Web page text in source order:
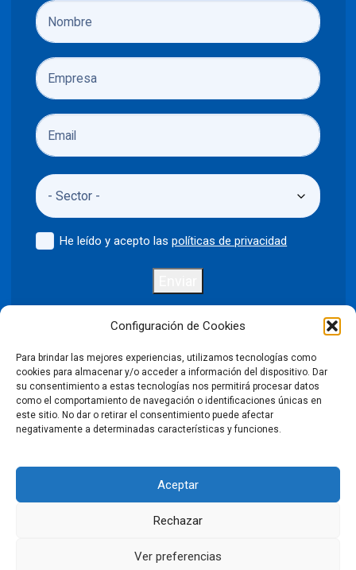
Configuración de Cookies
Para brindar las mejores experiencias, utilizamos tecnologías como
cookies para almacenar y/o acceder a información del dispositivo. Dar
su consentimiento a estas tecnologías nos permitirá procesar datos
como el comportamiento de navegación o identificaciones únicas en
este sitio. No dar o retirar el consentimiento puede afectar
negativamente a determinadas características y funciones.
Aceptar
Rechazar
Ver preferencias
He leído y acepto laspolíticas de privacidad
Política de privacidad Aviso legal
Política de cookies
Declaración de accesibilidad
©2026 Puntodis. Todos los derechos reservados. Prohibida la